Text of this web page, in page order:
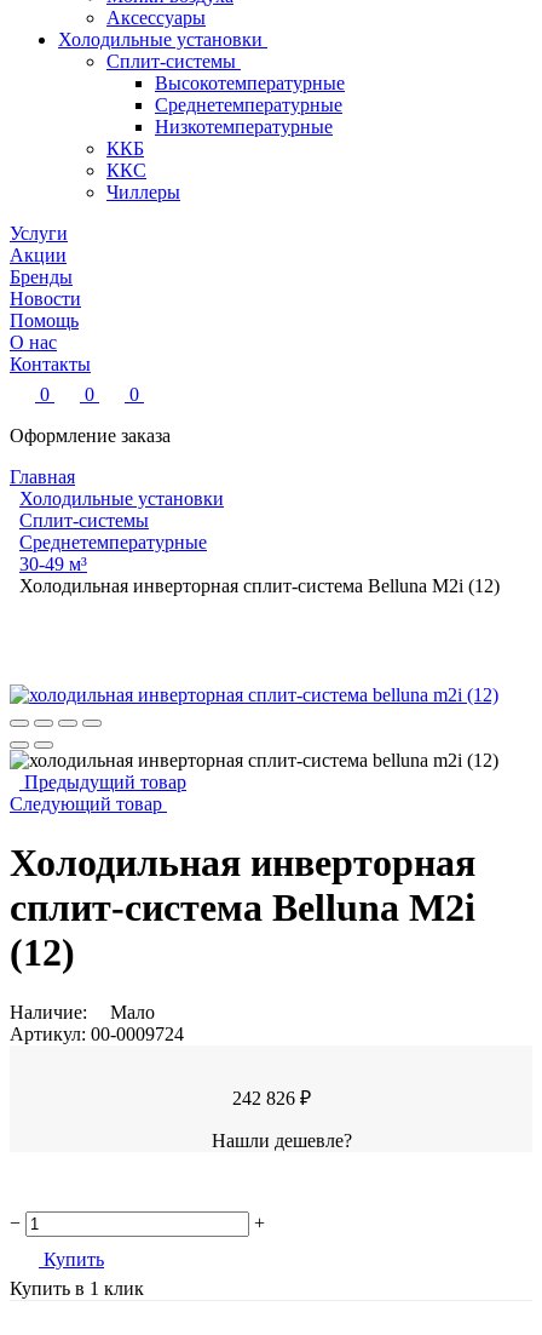
Аксессуары
Холодильные установки
Сплит-системы
Высокотемпературные
Среднетемпературные
Низкотемпературные
ККБ
ККС
Чиллеры
Услуги
Акции
Бренды
Новости
Помощь
О нас
Контакты
0
0
0
Оформление заказа
Главная
Холодильные установки
Сплит-системы
Среднетемпературные
30-49 м³
Холодильная инверторная сплит-система Belluna M2i (12)
Предыдущий товар
Следующий товар
Холодильная инверторная
сплит-система Belluna M2i
(12)
Наличие:
Мало
Артикул: 00-0009724
242 826 ₽
Нашли дешевле?
−
+
Купить
Купить в 1 клик